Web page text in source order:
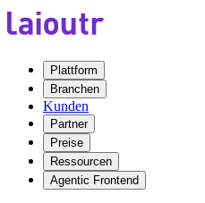
Plattform
Branchen
Kunden
Partner
Preise
Ressourcen
Agentic Frontend